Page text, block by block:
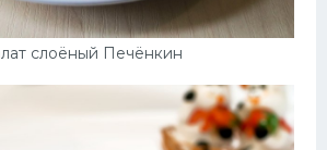
слоёный Печёнкин